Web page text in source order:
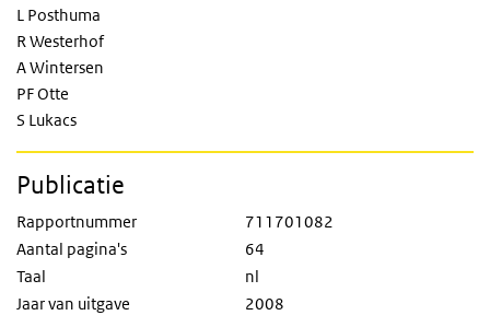
L Posthuma
R Westerhof
A Wintersen
PF Otte
S Lukacs
Publicatie
Rapportnummer
711701082
Aantal pagina's
64
Taal
nl
Jaar van uitgave
2008